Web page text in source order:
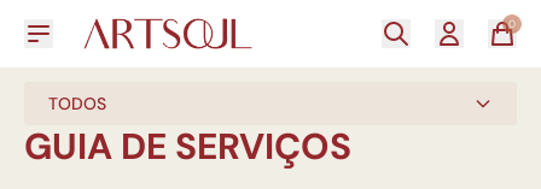
0
TODOS
GUIA DE SERVIÇOS